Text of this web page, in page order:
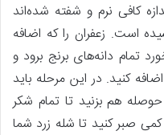
کافی نرم و شفته شده‌اند
است. زعفران را که اضافه
تمام دانه‌های برنج برود و
کنید. در این مرحله باید
حوصله هم بزنید تا تمام شکر
صبر کنید تا شله زرد شما